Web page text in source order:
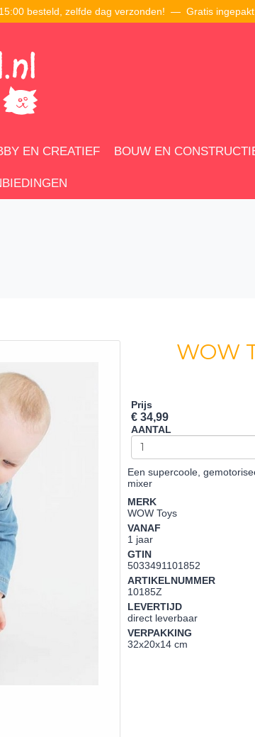
besteld, zelfde dag verzonden! — Gratis
EN CREATIEF BOUW EN
WOW
Prijs
€ 34,99
AANTAL
Een supercoole,
mixer
MERK
WOW Toys
VANAF
1 jaar
GTIN
5033491101852
ARTIKELNUMMER
10185Z
LEVERTIJD
direct leverbaar
VERPAKKING
32x20x14 cm